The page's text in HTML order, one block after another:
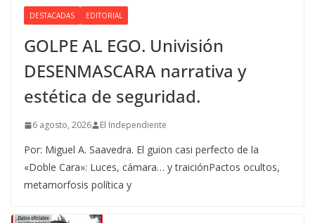
DESTACADAS EDITORIAL
GOLPE AL EGO. Univisión
DESENMASCARA narrativa y
estética de seguridad.
6 agosto, 2026 El Independiente
Por: Miguel A. Saavedra. El guion casi perfecto de la
«Doble Cara»: Luces, cámara… y traiciónPactos ocultos,
metamorfosis política y